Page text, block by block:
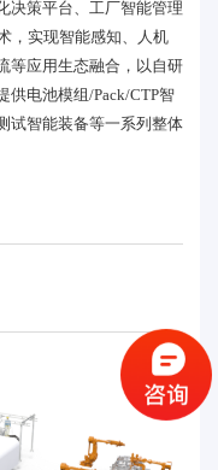
决策平台、工厂智能管理
，实现智能感知、人机
等应用生态融合，以自研
供电池模组/Pack/CTP智
试智能装备等一系列整体